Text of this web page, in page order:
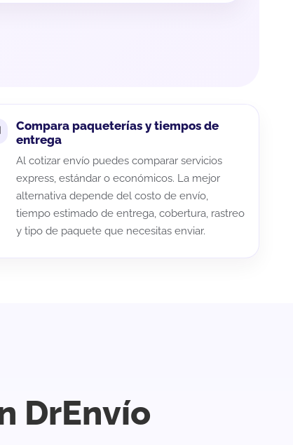
Compara paqueterías y tiempos de
entrega
Al cotizar envío puedes comparar servicios
express, estándar o económicos. La mejor
alternativa depende del costo de envío,
tiempo estimado de entrega, cobertura, rastreo
y tipo de paquete que necesitas enviar.
DrEnvío